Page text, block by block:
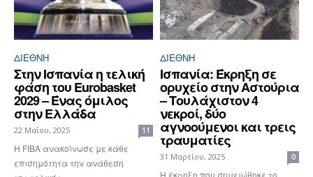
ΔΙΕΘΝΉ
Στην Ισπανία η τελική
φάση του Eurobasket
2029 – Ένας όμιλος
στην Ελλάδα
22 Μαΐου, 2025 11
Η FIBA ανακοίνωσε με κάθε
επισημότητα την ανάθεση
ΔΙΕΘΝΉ
Ισπανία: Έκρηξη σε
ορυχείο στην Αστούρια
– Τουλάχιστον 4
νεκροί, δύο
αγνοούμενοι και τρεις
τραυματίες
31 Μαρτίου, 2025 0
Η έκρηξη που σημειώθηκε το